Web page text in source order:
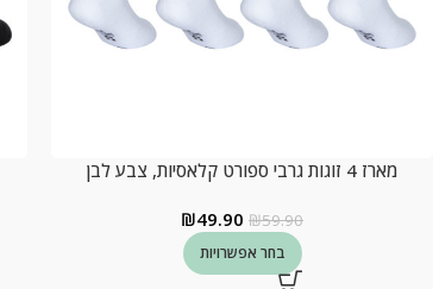
מארז 4 זוגות גרבי ספורט קלאסיות, צבע לבן
₪59.90
₪49.90
בחר אפשרויות